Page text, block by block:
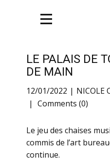
LE PALAIS DE
DE MAIN
12/01/2022
NICOLE
Comments (0)
Le jeu des chaises
commis de l’art
continue.